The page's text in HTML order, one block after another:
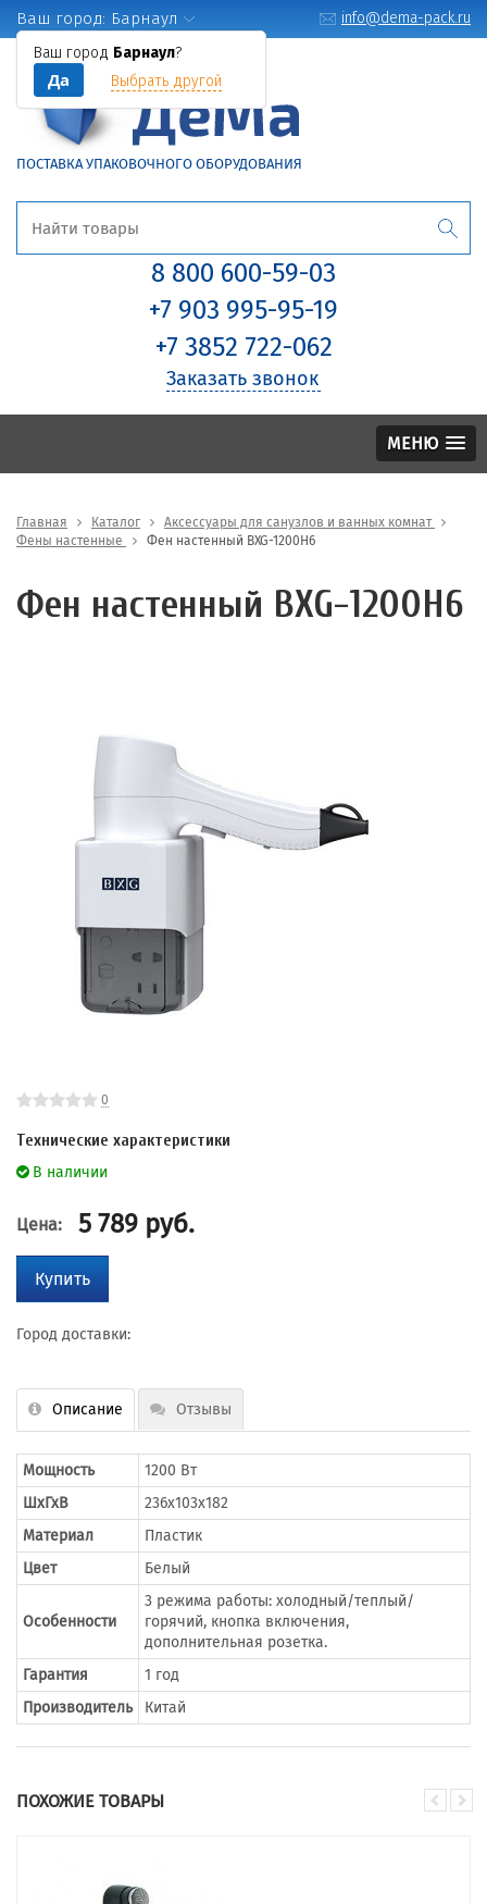
Ваш город: Барнаул
Ваш город Барнаул?
Да Выбрать другой
info@dema-pack.ru
ПОСТАВКА УПАКОВОЧНОГО ОБОРУДОВАНИЯ
8 800 600-59-03
+7 903 995-95-19
+7 3852 722-062
Заказать звонок
МЕНЮ
Главная Каталог
Аксессуары для санузлов и ванных комнат
Фены настенные
Фен настенный BXG-1200H6
Фен настенный BXG-1200H6
0
Технические характеристики
В наличии
Цена: 5 789 руб.
Купить
Город доставки:
Описание Отзывы
Мощность
1200 Вт
ШхГхВ
236х103х182
Материал
Пластик
Цвет
Белый
Особенности
3 режима работы: холодный/теплый/
горячий, кнопка включения,
дополнительная розетка.
Гарантия
1 год
Производитель
Китай
ПОХОЖИЕ ТОВАРЫ